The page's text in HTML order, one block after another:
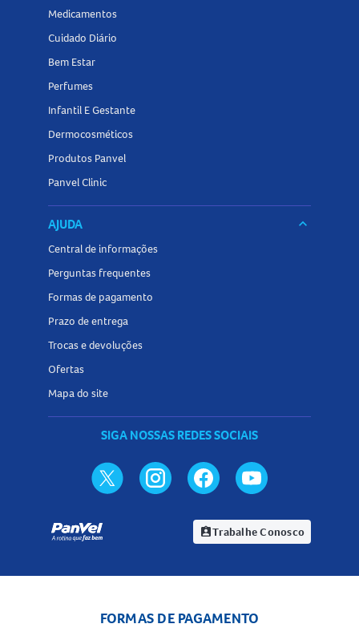
Medicamentos
Cuidado Diário
Bem Estar
Perfumes
Infantil E Gestante
Dermocosméticos
Produtos Panvel
Panvel Clinic
AJUDA keyboard_arrow_down
Central de informações
Perguntas frequentes
Formas de pagamento
Prazo de entrega
Trocas e devoluções
Ofertas
Mapa do site
SIGA NOSSAS REDES SOCIAIS
assignment_indTrabalhe Conosco
FORMAS DE PAGAMENTO